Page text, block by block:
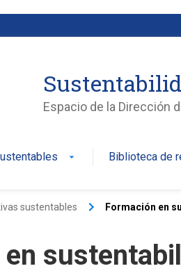
Espacio de la Dirección
arrow_drop_down Biblioteca de
sustentables keyboard_arrow_right Formación en